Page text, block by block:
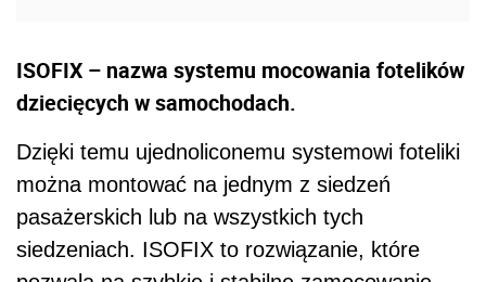
ISOFIX – nazwa systemu mocowania fotelików
dziecięcych w samochodach.
Dzięki temu ujednoliconemu systemowi foteliki
można montować na jednym z siedzeń
pasażerskich lub na wszystkich tych
siedzeniach. ISOFIX to rozwiązanie, które